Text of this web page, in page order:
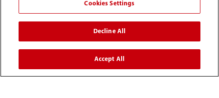
52 55 5661 9450
intl-market@mindray.com
Condiciones de uso｜Mapa del sitio｜Aviso cookies｜
Cookies Settings
Decline All
Accept All